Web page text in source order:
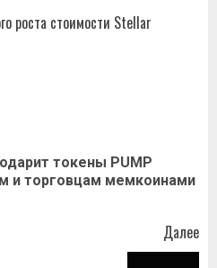
роста стоимости Stellar
токены PUMP
и торговцам мемкоинами
Далее